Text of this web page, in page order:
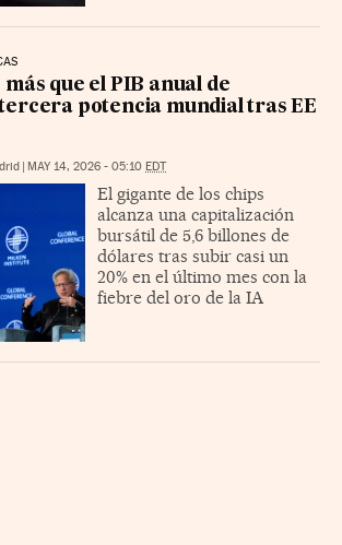
más que el PIB anual de
potencia mundial tras EE
| MAY 14, 2026 - 05:10 EDT
El gigante de los chips
alcanza una capitalización
bursátil de 5,6 billones de
dólares tras subir casi un
20% en el último mes con la
fiebre del oro de la IA